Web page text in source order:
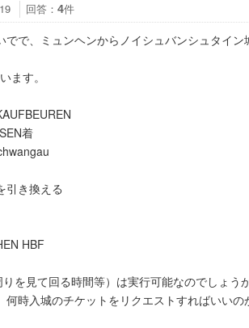
回答： 4件
で、ミュンヘンからノイシュバンシュタイン
ます。
着
引き換える
HBF
を見て回る時間等）は実行可能なのでしょう
時入城のチケットをリクエストすればいいの